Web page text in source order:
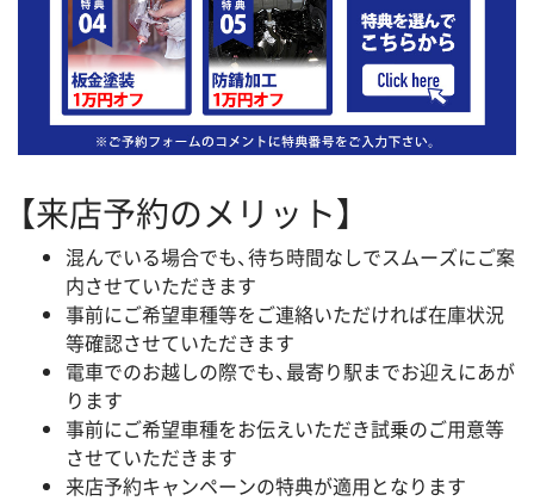
【来店予約のメリット】
混んでいる場合でも、待ち時間なしでスムーズにご案
内させていただきます
事前にご希望車種等をご連絡いただければ在庫状況
等確認させていただきます
電車でのお越しの際でも、最寄り駅までお迎えにあが
ります
事前にご希望車種をお伝えいただき試乗のご用意等
させていただきます
来店予約キャンペーンの特典が適用となります